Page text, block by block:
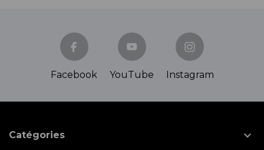
Facebook YouTube Instagram
Catégories 